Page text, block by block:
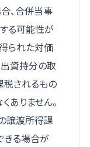
、合併当事
る可能性が
られた対価
出資持分の取
されるもの
ありません。
譲渡所得課
きる場合が